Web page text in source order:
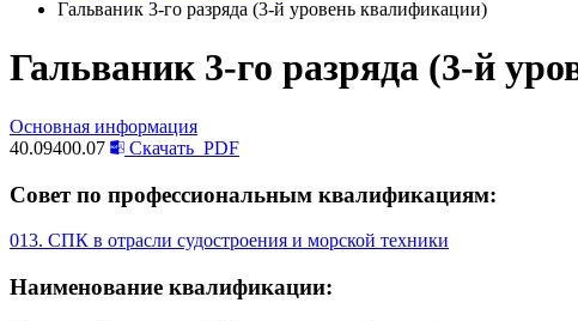
Гальваник 3-го разряда (3-й уровень квалификации)
Гальваник 3-го разряда (3-й
Основная информация
40.09400.07
Скачать PDF
Совет по профессиональным квалификациям:
013. СПК в отрасли судостроения и морской техники
Наименование квалификации: